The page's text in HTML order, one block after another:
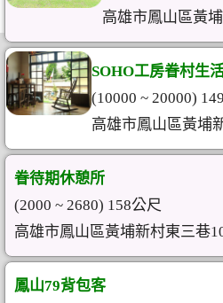
高雄市鳳山區黃
SOHO工房眷村生
(10000 ~ 20000)
高雄市鳳山區黃埔
眷待期休憩所
(2000 ~ 2680) 158公尺
高雄市鳳山區黃埔新村東三巷
鳳山79背包客